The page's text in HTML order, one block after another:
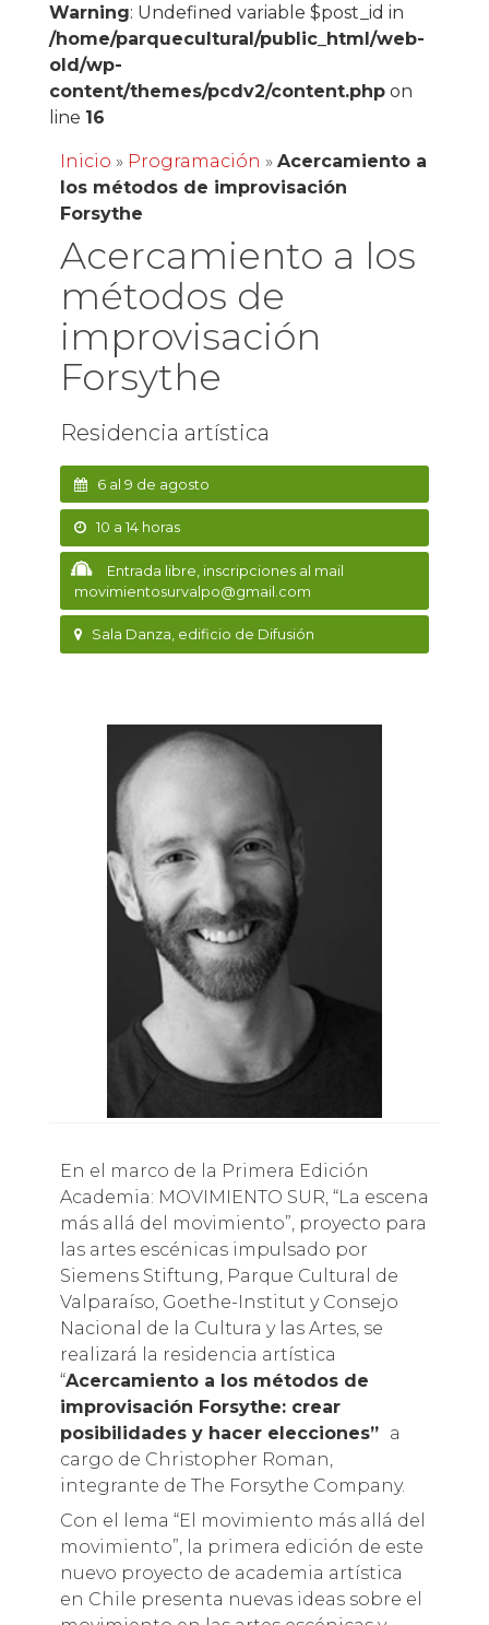
Warning: Undefined variable $post_id in
/home/parquecultural/public_html/web-
old/wp-
content/themes/pcdv2/content.phpon
line 16
Inicio » Programación » Acercamiento a
los métodos de improvisación
Forsythe
Acercamiento a los
métodos de
improvisación
Forsythe
Residencia artística
6 al 9 de agosto
10 a 14 horas
Entrada libre, inscripciones al mail
movimientosurvalpo@gmail.com
Sala Danza, edificio de Difusión
En el marco de la Primera Edición
Academia: MOVIMIENTO SUR, “La escena
más allá del movimiento”, proyecto para
las artes escénicas impulsado por
Siemens Stiftung, Parque Cultural de
Valparaíso, Goethe-Institut y Consejo
Nacional de la Cultura y las Artes, se
realizará la residencia artística
“Acercamiento a los métodos de
improvisación Forsythe: crear
posibilidades y hacer elecciones” a
cargo de Christopher Roman,
integrante de The Forsythe Company.
Con el lema “El movimiento más allá del
movimiento”, la primera edición de este
nuevo proyecto de academia artística
en Chile presenta nuevas ideas sobre el